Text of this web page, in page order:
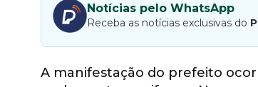
Notícias pelo WhatsApp
Receba as notícias exclusivas do
A manifestação do prefeito